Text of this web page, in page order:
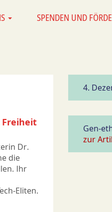
SPENDEN UND
Freiheit
Dr.
die
Ihr
Eliten.
4.
Gen-
zur